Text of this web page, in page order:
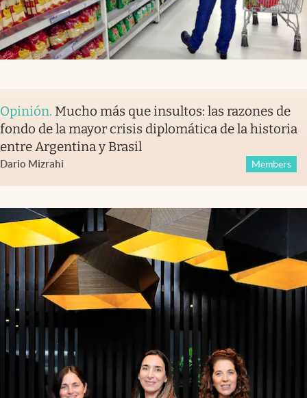
Opinión. Mucho más que insultos: las razones de
fondo de la mayor crisis diplomática de la historia
entre Argentina y Brasil
Dario Mizrahi Members